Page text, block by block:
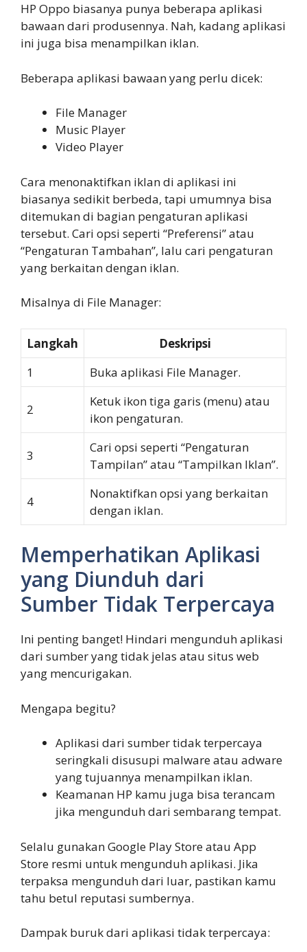
HP Oppo biasanya punya beberapa aplikasi
bawaan dari produsennya. Nah, kadang aplikasi
ini juga bisa menampilkan iklan.
Beberapa aplikasi bawaan yang perlu dicek:
File Manager
Music Player
Video Player
Cara menonaktifkan iklan di aplikasi ini
biasanya sedikit berbeda, tapi umumnya bisa
ditemukan di bagian pengaturan aplikasi
tersebut. Cari opsi seperti “Preferensi” atau
“Pengaturan Tambahan”, lalu cari pengaturan
yang berkaitan dengan iklan.
Misalnya di File Manager:
Langkah
Deskripsi
1
Buka aplikasi File Manager.
2
Ketuk ikon tiga garis (menu) atau
ikon pengaturan.
3
Cari opsi seperti “Pengaturan
Tampilan” atau “Tampilkan Iklan”.
4
Nonaktifkan opsi yang berkaitan
dengan iklan.
Memperhatikan Aplikasi
yang Diunduh dari
Sumber Tidak Terpercaya
Ini penting banget! Hindari mengunduh aplikasi
dari sumber yang tidak jelas atau situs web
yang mencurigakan.
Mengapa begitu?
Aplikasi dari sumber tidak terpercaya
seringkali disusupi malware atau adware
yang tujuannya menampilkan iklan.
Keamanan HP kamu juga bisa terancam
jika mengunduh dari sembarang tempat.
Selalu gunakan Google Play Store atau App
Store resmi untuk mengunduh aplikasi. Jika
terpaksa mengunduh dari luar, pastikan kamu
tahu betul reputasi sumbernya.
Dampak buruk dari aplikasi tidak terpercaya: